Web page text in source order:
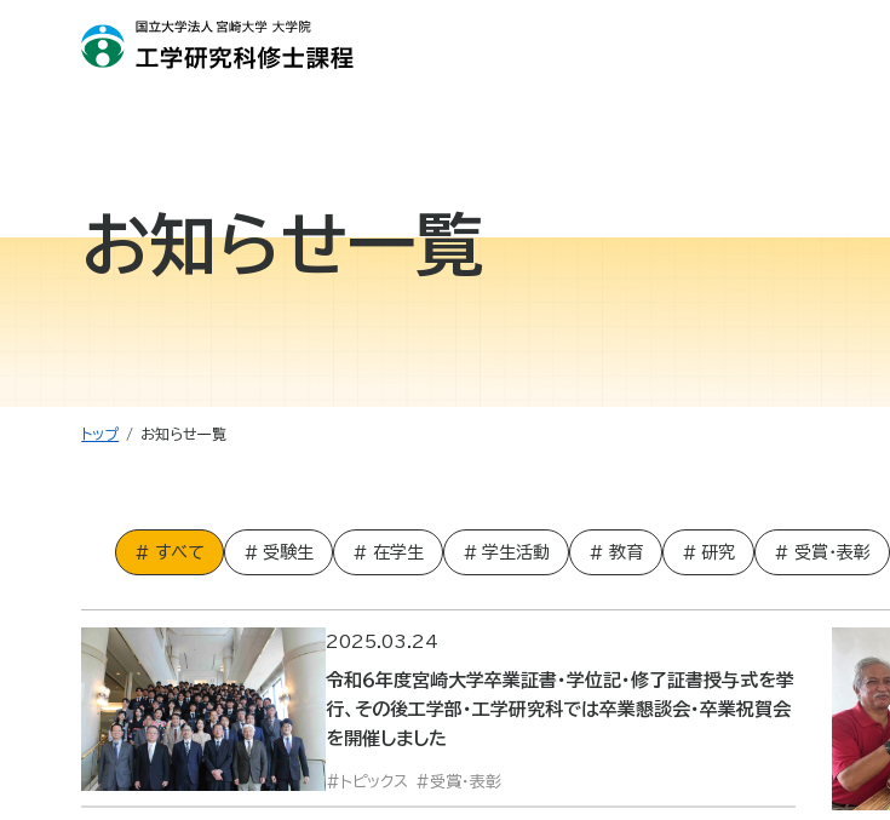
お知らせ一覧
トップ お知らせ一覧
すべて 受験生 在学生 学生活動 教育 研究 受賞・表彰
2025.03.24
令和６年度宮崎大学卒業証書・学位記・修了証書授与式を挙
行、その後工学部・工学研究科では卒業懇談会・卒業祝賀会
を開催しました
トピックス 受賞・表彰